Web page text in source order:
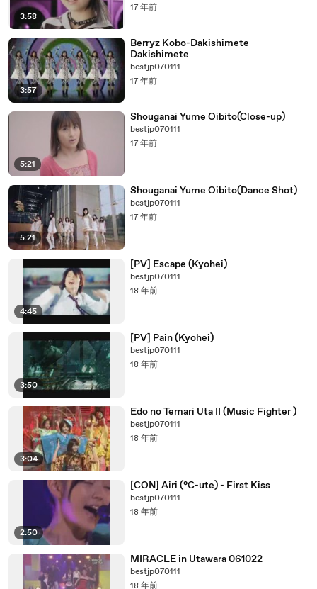
3:58
17 年前
3:57
Berryz Kobo-Dakishimete
Dakishimete
bestjp070111
17 年前
5:21
Shouganai Yume Oibito(Close-up)
bestjp070111
17 年前
5:21
Shouganai Yume Oibito(Dance Shot)
bestjp070111
17 年前
4:45
[PV] Escape (Kyohei)
bestjp070111
18 年前
3:50
[PV] Pain (Kyohei)
bestjp070111
18 年前
3:04
Edo no Temari Uta II (Music Fighter )
bestjp070111
18 年前
2:50
[CON] Airi (°C-ute) - First Kiss
bestjp070111
18 年前
MIRACLE in Utawara 061022
bestjp070111
18 年前